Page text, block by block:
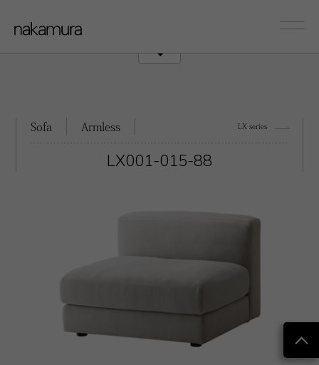
Couch/Onearm
Sofa Armless LX series
LX001-015-88